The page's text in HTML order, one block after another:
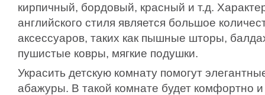
кирпичный, бордовый, красный и т.д.
английского стиля является большое
аксессуаров, таких как пышные шторы,
пушистые ковры, мягкие подушки.
Украсить детскую комнату помогут
абажуры. В такой комнате будет комфортно